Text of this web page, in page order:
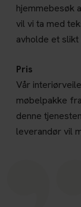
hjemmebesøk
vil vi ta med
avholde et
Pris
Vår
møbelpakke
denne
leverandør vil